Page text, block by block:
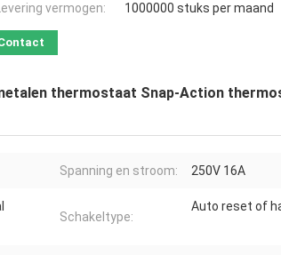
vermogen:
1000000 stuks per maand
thermostaat Snap-Action
Spanning en stroom: 250V 16A
Schakeltype:
Auto reset of